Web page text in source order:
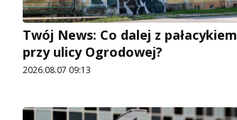
Twój News: Co dalej z pałacykiem
przy ulicy Ogrodowej?
2026.08.07 09:13